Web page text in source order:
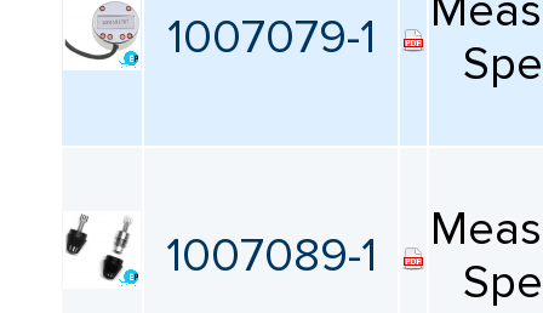
ПРОИЗВОДИТЕЛЕЙ
Свойства, зависящие от
направления
Все
1007079-1
1007089-1